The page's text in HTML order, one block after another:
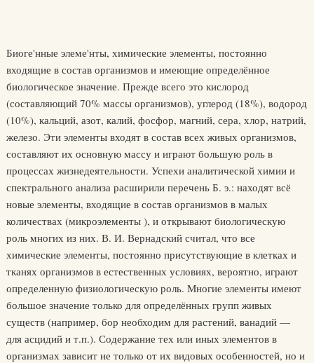
Биоге'нные элеме'нты, химические элементы, постоянно
входящие в состав организмов и имеющие определённое
биологическое значение. Прежде всего это кислород
(составляющий 70% массы организмов), углерод (18%), водород
(10%), кальций, азот, калий, фосфор, магний, сера, хлор, натрий,
железо. Эти элементы входят в состав всех живых организмов,
составляют их основную массу и играют большую роль в
процессах жизнедеятельности. Успехи аналитической химии и
спектрального анализа расширили перечень Б. э.: находят всё
новые элементы, входящие в состав организмов в малых
количествах (микроэлементы ), и открывают биологическую
роль многих из них. В. И. Вернадский считал, что все
химические элементы, постоянно присутствующие в клетках и
тканях организмов в естественных условиях, вероятно, играют
определенную физиологическую роль. Многие элементы имеют
большое значение только для определённых групп живых
существ (например, бор необходим для растений, ванадий —
для асцидий и т.п.). Содержание тех или иных элементов в
организмах зависит не только от их видовых особенностей, но и